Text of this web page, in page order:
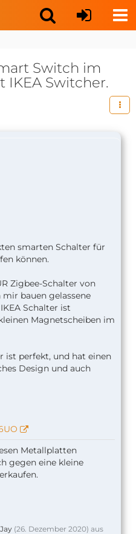
Switch im
IKEA Switcher.
smarten Schalter für
können.
Zigbee-Schalter von
mir bauen gelassene
Schalter ist
Magnetscheiben im
ist perfekt, und hat einen
Design und auch
Metallplatten
gegen eine kleine
(26. Dezember 2020) aus